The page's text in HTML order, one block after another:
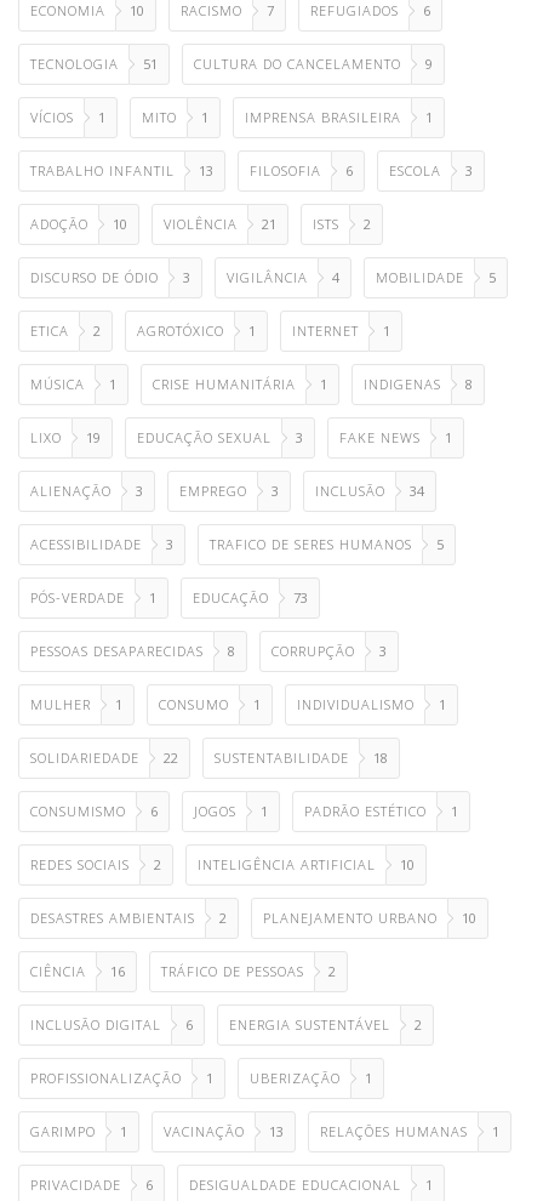
ECONOMIA 10 RACISMO 7 REFUGIADOS 6
TECNOLOGIA 51 CULTURA DO CANCELAMENTO 9
VÍCIOS 1 MITO 1 IMPRENSA BRASILEIRA 1
TRABALHO INFANTIL 13 FILOSOFIA 6 ESCOLA 3
ADOÇÃO 10 VIOLÊNCIA 21 ISTS 2
DISCURSO DE ÓDIO 3 VIGILÂNCIA 4 MOBILIDADE 5
ETICA 2 AGROTÓXICO 1 INTERNET 1
MÚSICA 1 CRISE HUMANITÁRIA 1 INDIGENAS 8
LIXO 19 EDUCAÇÃO SEXUAL 3 FAKE NEWS 1
ALIENAÇÃO 3 EMPREGO 3 INCLUSÃO 34
ACESSIBILIDADE 3 TRAFICO DE SERES HUMANOS 5
PÓS-VERDADE 1 EDUCAÇÃO 73
PESSOAS DESAPARECIDAS 8 CORRUPÇÃO 3
MULHER 1 CONSUMO 1 INDIVIDUALISMO 1
SOLIDARIEDADE 22 SUSTENTABILIDADE 18
CONSUMISMO 6 JOGOS 1 PADRÃO ESTÉTICO 1
REDES SOCIAIS 2 INTELIGÊNCIA ARTIFICIAL 10
DESASTRES AMBIENTAIS 2 PLANEJAMENTO URBANO 10
CIÊNCIA 16 TRÁFICO DE PESSOAS 2
INCLUSÃO DIGITAL 6 ENERGIA SUSTENTÁVEL 2
PROFISSIONALIZAÇÃO 1 UBERIZAÇÃO 1
GARIMPO 1 VACINAÇÃO 13 RELAÇÕES HUMANAS 1
PRIVACIDADE 6 DESIGUALDADE EDUCACIONAL 1